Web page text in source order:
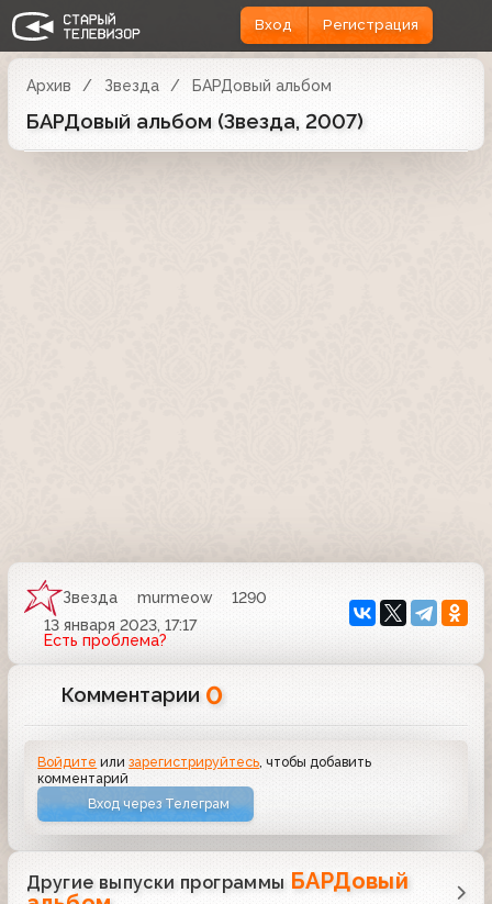
Вход Регистрация
Архив Звезда БАРДовый альбом
БАРДовый альбом (Звезда, 2007)
Звезда murmeow
1290
13 января 2023, 17:17
Есть проблема?
Комментарии 0
Войдите илизарегистрируйтесь , чтобы добавить
комментарий
Вход через Телеграм
Другие выпуски программы БАРДовый